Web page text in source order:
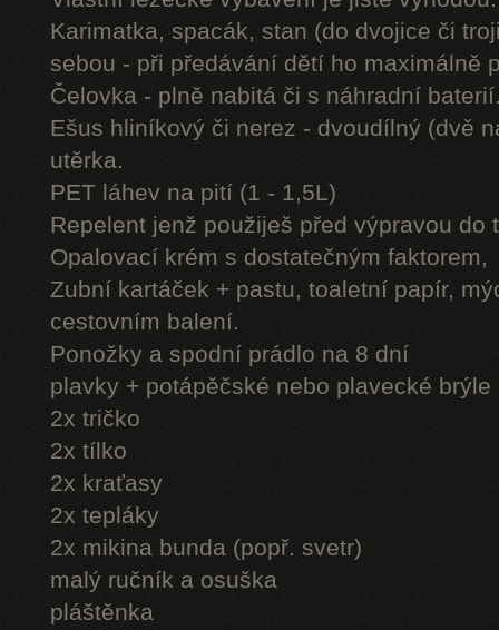
Karimatka, spacák, stan (do dvojice či
sebou - při předávání dětí ho maximálně
Čelovka - plně nabitá či s náhradní
Ešus hliníkový či nerez - dvoudílný (dvě
utěrka.
PET láhev na pití (1 - 1,5L)
Repelent jenž použiješ před výpravou do
Opalovací krém s dostatečným faktorem,
Zubní kartáček + pastu, toaletní papír,
cestovním balení.
Ponožky a spodní prádlo na 8 dní
plavky + potápěčské nebo plavecké brýle
2x tričko
2x tílko
2x kraťasy
2x tepláky
2x mikina bunda (popř. svetr)
malý ručník a osuška
pláštěnka